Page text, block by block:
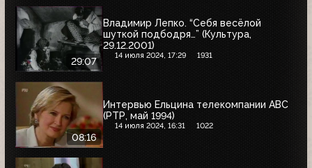
29:07
Владимир Лепко. “Себя весёлой
шуткой подбодря…” (Культура,
29.12.2001)
14 июля 2024, 17:29 1931
08:16
Интервью Ельцина телекомпании ABC
(РТР, май 1994)
14 июля 2024, 16:31 1022